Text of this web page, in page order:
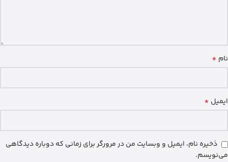
نام *
ایمیل *
ذخیره نام، ایمیل و وبسایت من در مرورگر برای زمانی که دوباره دیدگاهی
می‌نویسم.